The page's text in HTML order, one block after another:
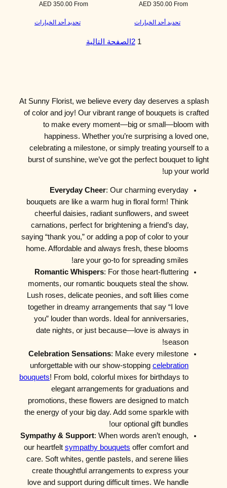
From
AED 350.00
تحديد أحد الخيارات
From
AED 350.00
تحديد أحد الخيارات
1
2 الصفحة التالية
At Sunny Florist, we believe every day deserves a splash
of color and joy! Our vibrant range of bouquets is crafted
to make every moment—big or small—bloom with
happiness. Whether you’re surprising a loved one,
celebrating a milestone, or simply treating yourself to a
burst of sunshine, we’ve got the perfect bouquet to light
up your world!
Everyday Cheer: Our charming everyday
bouquets are like a warm hug in floral form! Think
cheerful daisies, radiant sunflowers, and sweet
carnations, perfect for brightening a friend’s day,
saying “thank you,” or adding a pop of color to your
home. Affordable and always fresh, these blooms
are your go-to for spreading smiles!
Romantic Whispers: For those heart-fluttering
moments, our romantic bouquets steal the show.
Lush roses, delicate peonies, and soft lilies come
together in dreamy arrangements that say “I love
you” louder than words. Ideal for anniversaries,
date nights, or just because—love is always in
season!
Celebration Sensations: Make every milestone
unforgettable with our show-stopping celebration
bouquets! From bold, colorful mixes for birthdays to
elegant arrangements for graduations and
promotions, these flowers are designed to match
the energy of your big day. Add some sparkle with
our optional gift bundles!
Sympathy & Support: When words aren’t enough,
our heartfelt sympathy bouquets offer comfort and
care. Soft whites, gentle pastels, and serene lilies
create thoughtful arrangements to express your
love and support during difficult times. We handle